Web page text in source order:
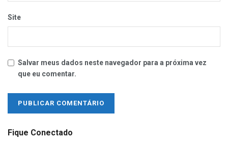
Site
Salvar meus dados neste navegador para a próxima vez
que eu comentar.
Fique Conectado